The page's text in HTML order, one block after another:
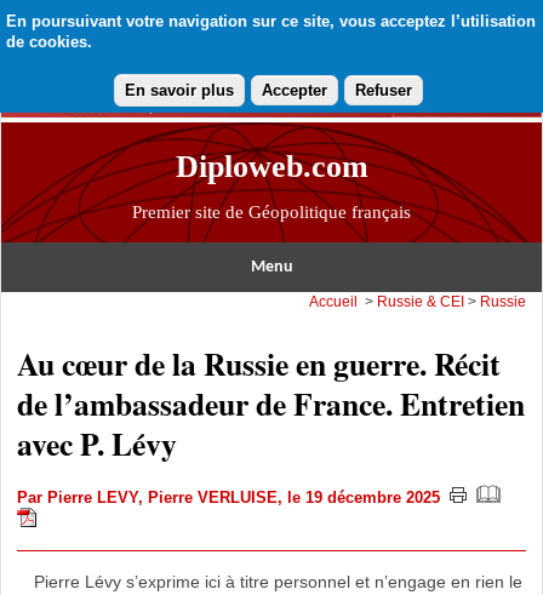
En poursuivant votre navigation sur ce site, vous acceptez l’utilisation
de cookies.
En savoir plus Accepter Refuser
Diploweb.com
Premier site de Géopolitique français
Menu
Accueil > Russie & CEI > Russie
Au cœur de la Russie en guerre. Récit
de l’ambassadeur de France. Entretien
avec P. Lévy
Par Pierre LEVY, Pierre VERLUISE, le 19 décembre 2025
Pierre Lévy s’exprime ici à titre personnel et n’engage en rien le